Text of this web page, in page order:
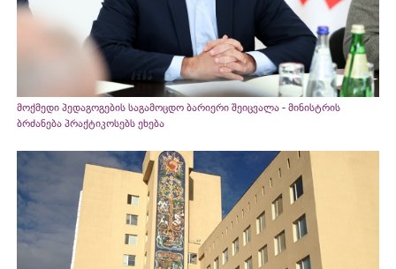
მოქმედი პედაგოგების საგამოცდო ბარიერი შეიცვალა - მინისტრის
ბრძანება პრაქტიკოსებს ეხება